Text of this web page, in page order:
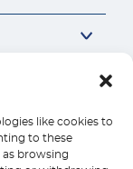
like cookies to
to these
browsing